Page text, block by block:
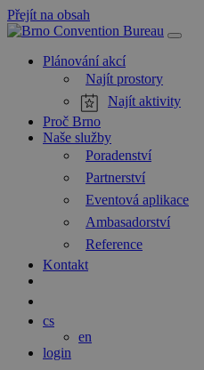
Přejít na obsah
Hlavní
navigace
Plánování akcí
Najít prostory
Najít aktivity
Proč Brno
Naše služby
Poradenství
Partnerství
Eventová aplikace
Ambasadorství
Reference
Kontakt
cs
en
login